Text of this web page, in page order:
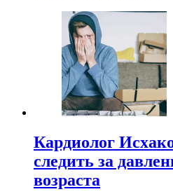
Кардиолог
следить за
возраста